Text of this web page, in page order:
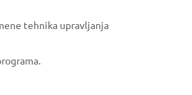
tehnika upravljanja